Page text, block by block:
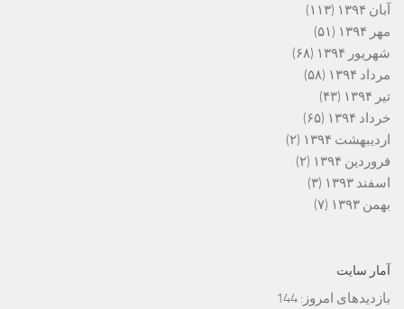
آبان ۱۳۹۴
(۱۱۳)
مهر ۱۳۹۴
(۵۱)
شهریور ۱۳۹۴
(۶۸)
مرداد ۱۳۹۴
(۵۸)
تیر ۱۳۹۴
(۴۳)
خرداد ۱۳۹۴
(۶۵)
اردیبهشت ۱۳۹۴
(۲)
فروردین ۱۳۹۴
(۲)
اسفند ۱۳۹۳
(۳)
بهمن ۱۳۹۳
(۷)
آمار سایت
بازدیدهای امروز: 144